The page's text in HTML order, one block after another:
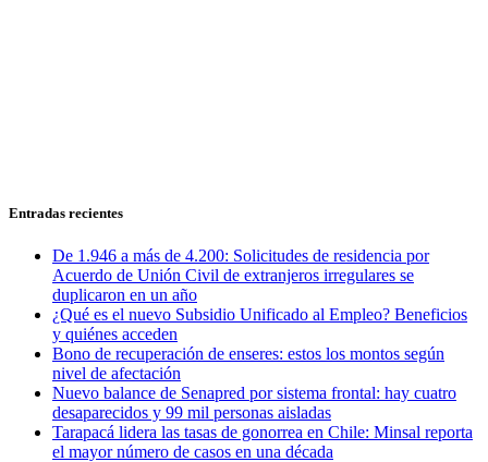
Entradas recientes
De 1.946 a más de 4.200: Solicitudes de residencia por
Acuerdo de Unión Civil de extranjeros irregulares se
duplicaron en un año
¿Qué es el nuevo Subsidio Unificado al Empleo? Beneficios
y quiénes acceden
Bono de recuperación de enseres: estos los montos según
nivel de afectación
Nuevo balance de Senapred por sistema frontal: hay cuatro
desaparecidos y 99 mil personas aisladas
Tarapacá lidera las tasas de gonorrea en Chile: Minsal reporta
el mayor número de casos en una década